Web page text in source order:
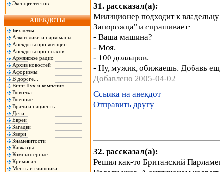
Экспорт тестов
АНЕКДОТЫ
Без темы
Алкоголики и наркоманы
Анекдоты про женщин
Анекдоты про психов
Армянское радио
Архив новостей
Афоризмы
В дороге...
Вини Пух и компания
Вовочка
Военные
Врачи и пациенты
Дети
Евреи
Загадки
Звери
Знаменитости
Кавказцы
Компьютерные
Криминал
Менты и гаишники
31. рассказал(а):
Милиционер подходит к
Запорожца" и спрашивает:
- Ваша машина?
- Моя.
- 100 долларов.
- Ну, мужик, обижаешь. Добавь
Добавлено 2005-04-02
Ссылка на анекдот
Отправить другу
32. рассказал(а):
Решил как-то Британский